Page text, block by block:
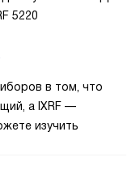
5220
в том, что
а IXRF —
изучить